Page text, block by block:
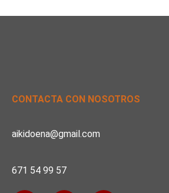
CONTACTA CON NOSOTROS
aikidoena@gmail.com
671 54 99 57